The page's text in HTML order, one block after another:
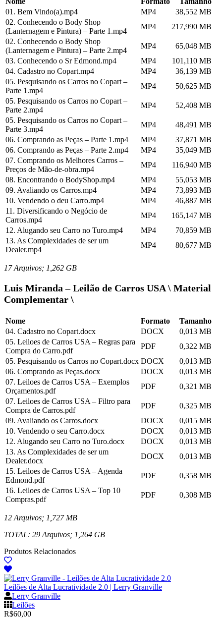
01. Bem Vindo(a).mp4
MP4
38,552 MB
02. Conhecendo o Body Shop
(Lanternagem e Pintura) – Parte 1.mp4
MP4
217,990 MB
02. Conhecendo o Body Shop
(Lanternagem e Pintura) – Parte 2.mp4
MP4
65,048 MB
03. Conhecendo o Sr Edmond.mp4
MP4
101,110 MB
04. Cadastro no Copart.mp4
MP4
36,139 MB
05. Pesquisando os Carros no Copart –
Parte 1.mp4
MP4
50,625 MB
05. Pesquisando os Carros no Copart –
Parte 2.mp4
MP4
52,408 MB
05. Pesquisando os Carros no Copart –
Parte 3.mp4
MP4
48,491 MB
06. Comprando as Peças – Parte 1.mp4
MP4
37,871 MB
06. Comprando as Peças – Parte 2.mp4
MP4
35,049 MB
07. Comprando os Melhores Carros –
Preços de Mão-de-obra.mp4
MP4
116,940 MB
08. Encontrando o BodyShop.mp4
MP4
55,053 MB
09. Avaliando os Carros.mp4
MP4
73,893 MB
10. Vendendo o deu Carro.mp4
MP4
46,887 MB
11. Diversificando o Negócio de
Carros.mp4
MP4
165,147 MB
12. Alugando seu Carro no Turo.mp4
MP4
70,859 MB
13. As Complexidades de ser um
Dealer.mp4
MP4 80,677 MB
17 Arquivos; 1,262 GB
Luis Miranda – Leilão de Carros USA \ Material
Complementar \
Nome Formato
Tamanho
04. Cadastro no Copart.docx
DOCX
0,013 MB
05. Leiloes de Carros USA – Regras para
Compra do Carro.pdf
PDF
0,322 MB
05. Pesquisando os Carros no Copart.docx DOCX
0,013 MB
06. Comprando as Peças.docx
DOCX
0,013 MB
07. Leiloes de Carros USA – Exemplos
Orçamentos.pdf
PDF
0,321 MB
07. Leiloes de Carros USA – Filtro para
Compra de Carros.pdf
PDF
0,325 MB
09. Avaliando os Carros.docx
DOCX
0,015 MB
10. Vendendo o seu Carro.docx
DOCX
0,013 MB
12. Alugando seu Carro no Turo.docx
DOCX
0,013 MB
13. As Complexidades de ser um
Dealer.docx
DOCX
0,013 MB
15. Leiloes de Carros USA – Agenda
Edmond.pdf
PDF
0,358 MB
16. Leiloes de Carros USA – Top 10
Compras.pdf
PDF 0,308 MB
12 Arquivos; 1,727 MB
TOTAL: 29 Arquivos; 1,264 GB
Produtos Relacionados
Leilões de Alta Lucratividade 2.0 | Lerry Granville
Lerry Granville
Leilões
R$60,00